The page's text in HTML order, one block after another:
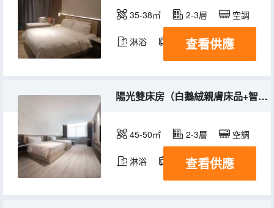
35-38㎡ 2-3層 空調
淋浴 電視機
查看供應
陽光雙床房（白鵝絨親膚床品+智能客控）
45-50㎡ 2-3層 空調
淋浴 電視機
查看供應